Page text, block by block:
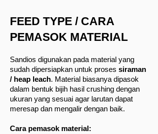
FEED TYPE / CARA
PEMASOK MATERIAL
Sandios digunakan pada material yang
sudah dipersiapkan untuk proses siraman
/ heap leach. Material biasanya dipasok
dalam bentuk bijih hasil crushing dengan
ukuran yang sesuai agar larutan dapat
meresap dan mengalir dengan baik.
Cara pemasok material: